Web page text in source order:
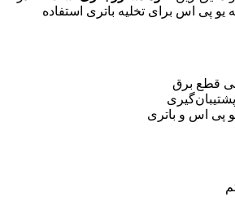
یو پی اس برای تخلیه باتری استفاده
قطع برق
پی اس و باتری